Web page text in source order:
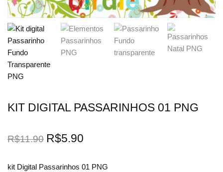
KIT DIGITAL PASSARINHOS 01 PNG
R$11.90 R$5.90
kit Digital Passarinhos 01 PNG